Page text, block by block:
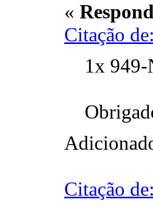
«
Citação
1x
Citação